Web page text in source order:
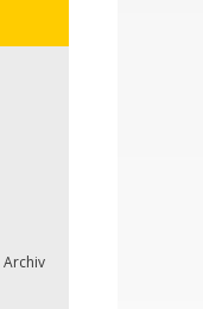
Archiv